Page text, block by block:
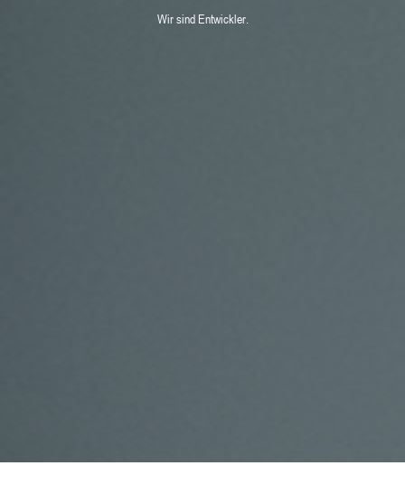
Wir sind Entwickler.